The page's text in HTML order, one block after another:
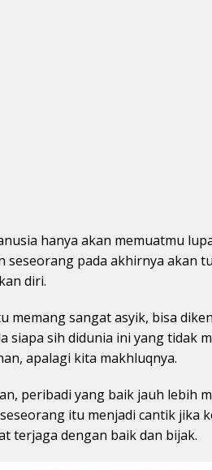
hanya akan memuatmu
seseorang pada akhirnya akan
diri.
memang sangat asyik, bisa
siapa sih didunia ini yang tidak
apalagi kita makhluqnya.
peribadi yang baik jauh lebih
itu menjadi cantik jika
terjaga dengan baik dan bijak.